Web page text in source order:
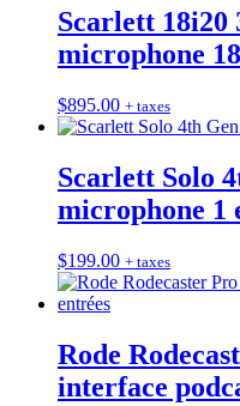
Scarlett 18i20
microphone
$895.00 + taxes
Scarlett Solo
microphone 1
$199.00 + taxes
Rode
interface